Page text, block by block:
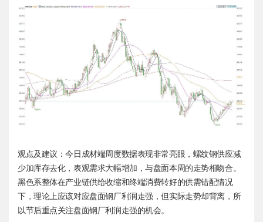
观点及建议：今日成材端周度数据表现非常亮眼，螺纹钢供应减
少加库存去化，表观需求大幅增加，与盘面本周的走势相吻合。
黑色系整体在产业链供给收缩和终端消费转好的供需错配情况
下，理论上应该对应盘面钢厂利润走强，但实际走势却背离，所
以节后重点关注盘面钢厂利润走强的机会。